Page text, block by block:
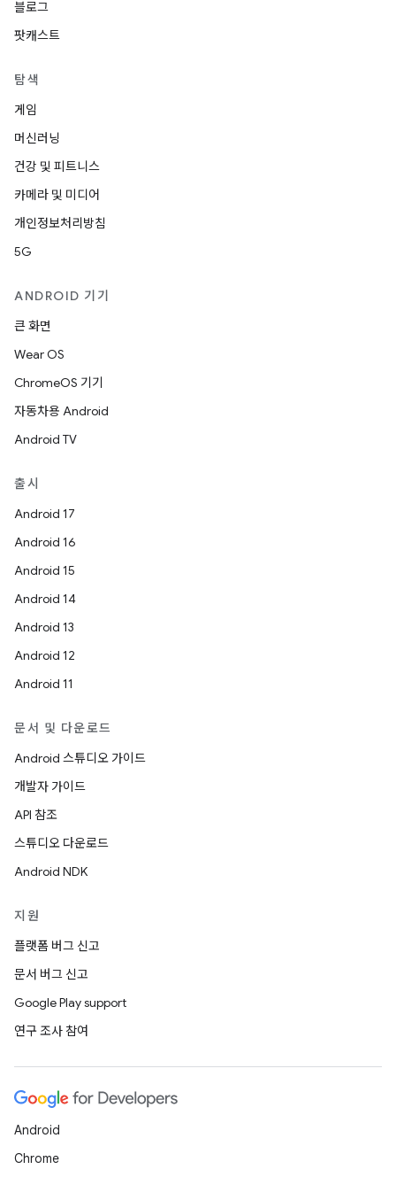
블로그
팟캐스트
탐색
게임
머신러닝
건강 및 피트니스
카메라 및 미디어
개인정보처리방침
5G
ANDROID 기기
큰 화면
Wear OS
ChromeOS 기기
자동차용 Android
Android TV
출시
Android 17
Android 16
Android 15
Android 14
Android 13
Android 12
Android 11
문서 및 다운로드
Android 스튜디오 가이드
개발자 가이드
API 참조
스튜디오 다운로드
Android NDK
지원
플랫폼 버그 신고
문서 버그 신고
Google Play support
연구 조사 참여
Android
Chrome